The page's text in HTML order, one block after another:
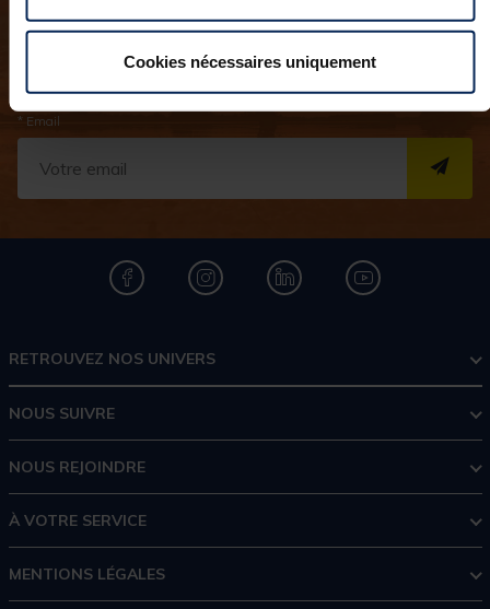
Cookies nécessaires uniquement
Gardez le fil, suivez-nous !
* Email
RETROUVEZ NOS UNIVERS
NOUS SUIVRE
NOUS REJOINDRE
À VOTRE SERVICE
MENTIONS LÉGALES